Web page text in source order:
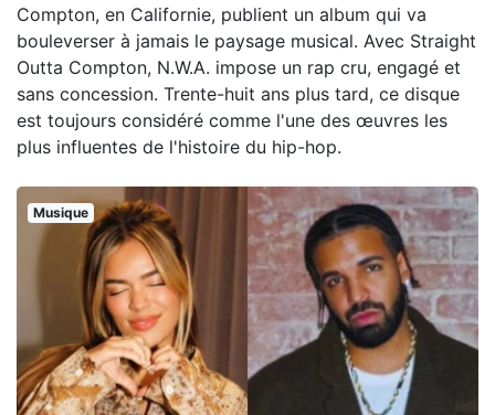
Compton, en Californie, publient un album qui va
bouleverser à jamais le paysage musical. Avec Straight
Outta Compton, N.W.A. impose un rap cru, engagé et
sans concession. Trente-huit ans plus tard, ce disque
est toujours considéré comme l'une des œuvres les
plus influentes de l'histoire du hip-hop.
Musique